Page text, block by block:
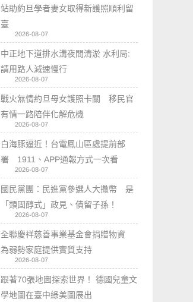
站助約旦學者妻女取得新護照順利留
臺
2026-08-07
中正地下道排水溝夜間清淤 水利局:
請用路人減速慢行
2026-08-07
戰火無情約旦母女護照卡關 移民官
有情一路陪伴化解危機
2026-08-07
白海豚逼近！台電鳳山區處提前部
署 1911、APP通報方式一次看
2026-08-07
國民黨團：民進黨參選人大撒幣 是
「類固醇式」政見、債留子孫！
2026-08-07
全聯慶祥慈善事業基金會捐贈物資
為弱勢家庭提供實質支持
2026-08-07
跟著70張地圖探索世界！ 德國兒童文
學地圖在臺中綠美圖展出